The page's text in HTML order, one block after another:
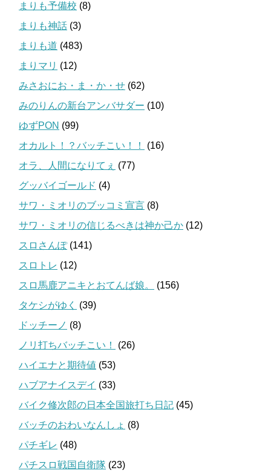
まりも予備校 (8)
まりも神話 (3)
まりも道 (483)
まりマリ (12)
みさおにお・ま・か・せ (62)
みのりんの新台アンバサダー (10)
ゆずPON (99)
オカルト！？バッチこい！！
(16)
オラ、人間になりてぇ (77)
グッバイゴールド (4)
サワ・ミオリのブッコミ宣言 (8)
サワ・ミオリの信じるべきは神か己か (12)
スロさんぽ(141)
スロトレ (12)
スロ馬鹿アニキとおてんば娘。
(156)
タケシがゆく
(39)
ドッチーノ (8)
ノリ打ちバッチこい！
(26)
ハイエナと期待値 (53)
ハブアナイスデイ (33)
バイク修次郎の日本全国旅打ち日記 (45)
バッチのおわいなんしょ (8)
パチギレ (48)
パチスロ戦国自衛隊 (23)